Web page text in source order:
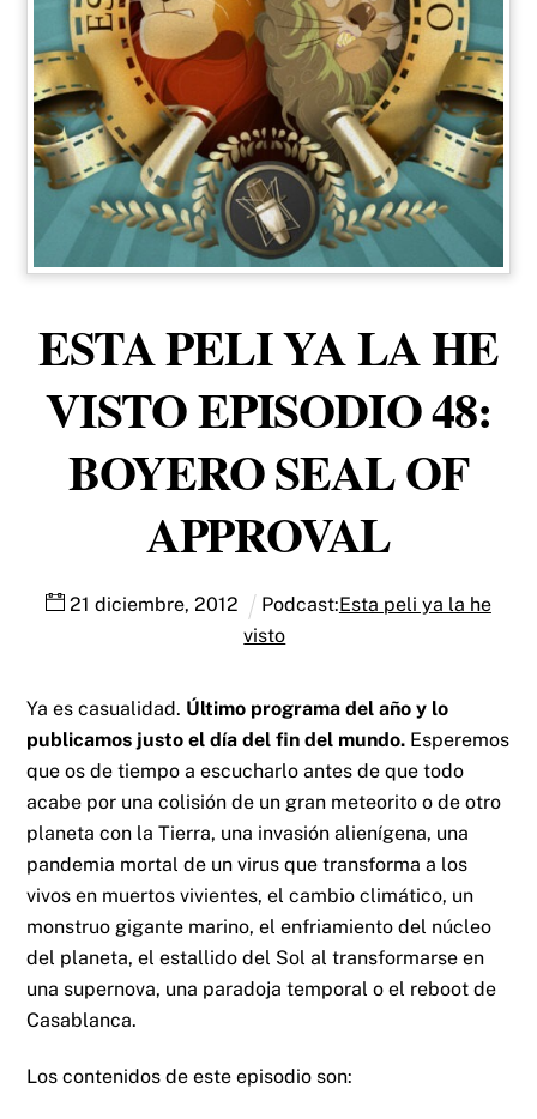
ESTA PELI YA LA HE
VISTO EPISODIO 48:
BOYERO SEAL OF
APPROVAL
21 diciembre,2012 Podcast:Esta peli ya la he
visto
Ya es casualidad. Último programa del año y lo
publicamos justo el día del fin del mundo. Esperemos
que os de tiempo a escucharlo antes de que todo
acabe por una colisión de un gran meteorito o de otro
planeta con la Tierra, una invasión alienígena, una
pandemia mortal de un virus que transforma a los
vivos en muertos vivientes, el cambio climático, un
monstruo gigante marino, el enfriamiento del núcleo
del planeta, el estallido del Sol al transformarse en
una supernova, una paradoja temporal o el reboot de
Casablanca.
Los contenidos de este episodio son: